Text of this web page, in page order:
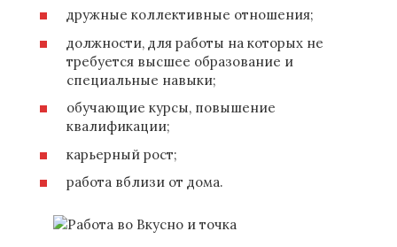
дружные коллективные отношения;
должности, для работы на которых не
требуется высшее образование и
специальные навыки;
обучающие курсы, повышение
квалификации;
карьерный рост;
работа вблизи от дома.